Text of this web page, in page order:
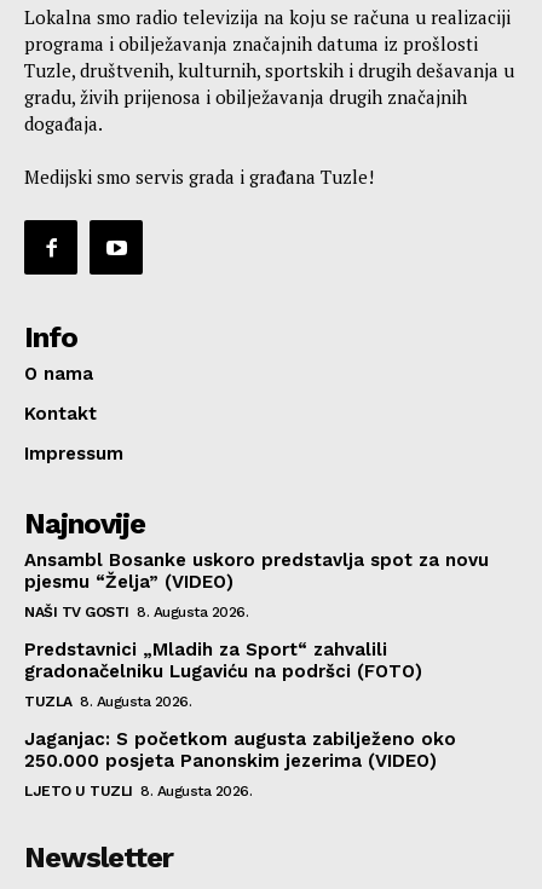
Lokalna smo radio televizija na koju se računa u realizaciji
programa i obilježavanja značajnih datuma iz prošlosti
Tuzle, društvenih, kulturnih, sportskih i drugih dešavanja u
gradu, živih prijenosa i obilježavanja drugih značajnih
događaja.
Medijski smo servis grada i građana Tuzle!
Info
O nama
Kontakt
Impressum
Najnovije
Ansambl Bosanke uskoro predstavlja spot za novu
pjesmu “Želja” (VIDEO)
NAŠI TV GOSTI 8. Augusta 2026.
Predstavnici „Mladih za Sport“ zahvalili
gradonačelniku Lugaviću na podršci (FOTO)
TUZLA 8. Augusta 2026.
Jaganjac: S početkom augusta zabilježeno oko
250.000 posjeta Panonskim jezerima (VIDEO)
LJETO U TUZLI 8. Augusta 2026.
Newsletter